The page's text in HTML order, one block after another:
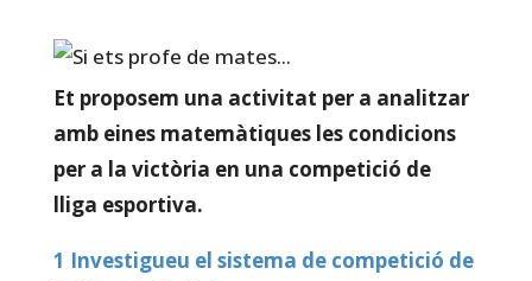
Et proposem una activitat per a analitzar
amb eines matemàtiques les condicions
per a la victòria en una competició de
lliga esportiva.
1 Investigueu el sistema de competició de